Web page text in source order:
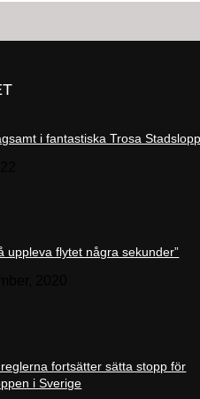
i fantastiska Trosa
uppleva flytet några sekunder”
fortsätter sätta stopp för
i Sverige